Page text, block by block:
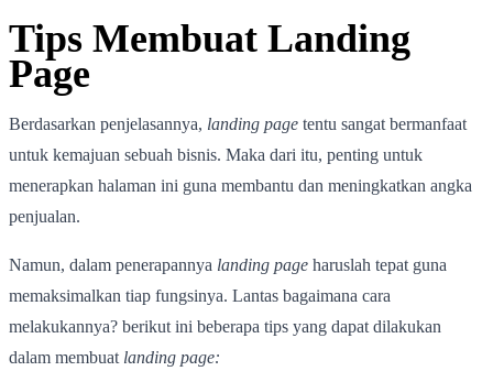
Tips Membuat Landing
Page
Berdasarkan penjelasannya, landing page tentu sangat bermanfaat
untuk kemajuan sebuah bisnis. Maka dari itu, penting untuk
menerapkan halaman ini guna membantu dan meningkatkan angka
penjualan.
Namun, dalam penerapannya landing page haruslah tepat guna
memaksimalkan tiap fungsinya. Lantas bagaimana cara
melakukannya? berikut ini beberapa tips yang dapat dilakukan
dalam membuat landing page: